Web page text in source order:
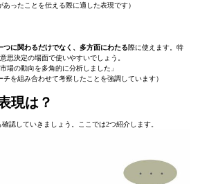
あったことを伝える際に適した表現です）
つに関わるだけでなく、多方面にわたる際に使えます。特
思決定の場面で使いやすいでしょう。
場の動向を多角的に分析しました」
チを組み合わせて考察したことを強調しています）
現は？
確認していきましょう。ここでは2つ紹介します。